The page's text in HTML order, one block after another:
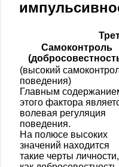
Самоконтроль
(высокий
поведения)
Главным
этого фактора
волевая регуляция
поведения.
На полюсе высоких
значений находится
такие черты личности,